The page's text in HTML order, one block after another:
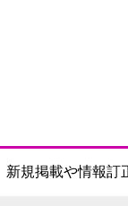
規掲載や情報訂